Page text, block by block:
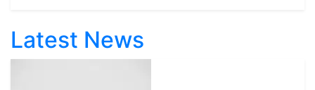
Latest News